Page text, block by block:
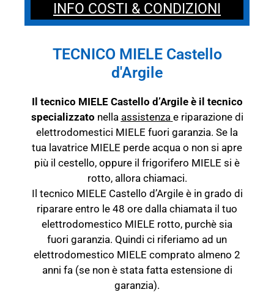
INFO COSTI & CONDIZIONI
TECNICO MIELE Castello
d'Argile
Il tecnico MIELE Castello d’Argile è il tecnico
specializzato nella assistenza e riparazione di
elettrodomestici MIELE fuori garanzia. Se la
tua lavatrice MIELE perde acqua o non si apre
più il cestello, oppure il frigorifero MIELE si è
rotto, allora chiamaci.
Il tecnico MIELE Castello d’Argile è in grado di
riparare entro le 48 ore dalla chiamata il tuo
elettrodomestico MIELE rotto, purchè sia
fuori garanzia. Quindi ci riferiamo ad un
elettrodomestico MIELE comprato almeno 2
anni fa (se non è stata fatta estensione di
garanzia).